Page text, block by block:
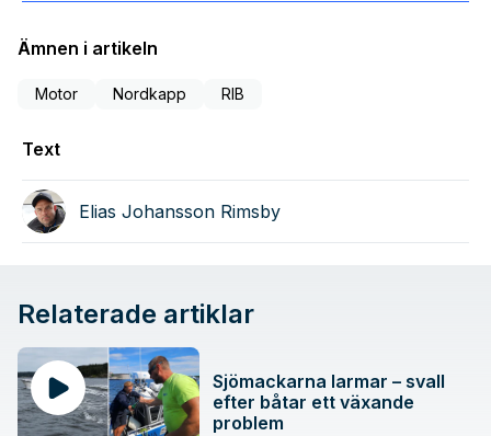
Ämnen i artikeln
Motor Nordkapp RIB
Text
Elias Johansson Rimsby
Relaterade artiklar
Sjömackarna larmar – svall
efter båtar ett växande
problem